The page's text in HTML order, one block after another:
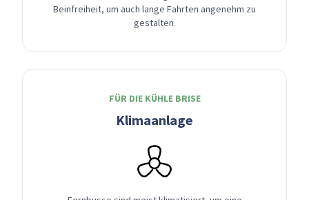
Beinfreiheit, um auch lange Fahrten angenehm zu
gestalten.
FÜR DIE KÜHLE BRISE
Klimaanlage